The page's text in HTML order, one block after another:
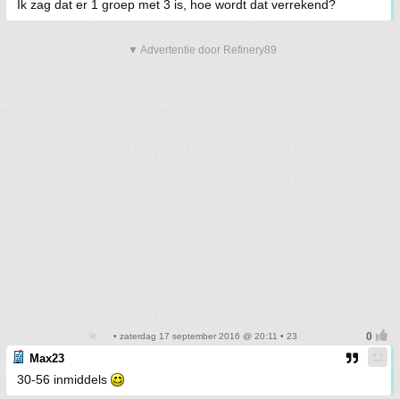
Ik zag dat er 1 groep met 3 is, hoe wordt dat verrekend?
▼ Advertentie door Refinery89
• zaterdag 17 september 2016 @ 20:11 • 23
Max23
30-56 inmiddels